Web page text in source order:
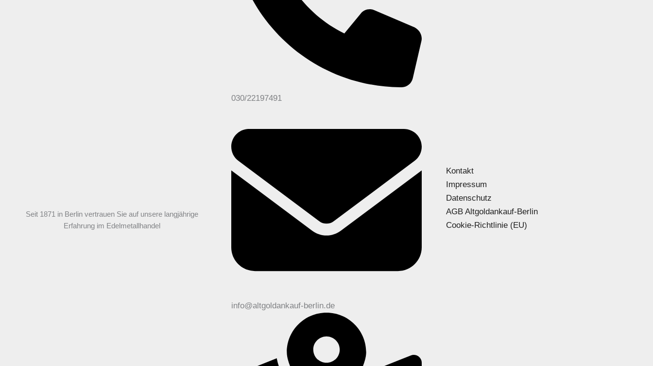
Seit 1871 in Berlin vertrauen Sie auf unsere langjährige
Erfahrung im Edelmetallhandel
030/22197491
info@altgoldankauf-berlin.de
Kontakt
Impressum
Datenschutz
AGB Altgoldankauf-Berlin
Cookie-Richtlinie (EU)